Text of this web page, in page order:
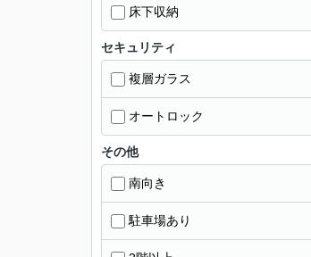
床下収納
セキュリティ
複層ガラス
オートロック
その他
南向き
駐車場あり